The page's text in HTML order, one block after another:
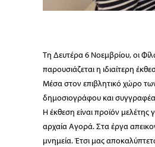
Τη Δευτέρα 6 Νοεμβρίου, οι
παρουσιάζεται η ιδιαίτερη
Μέσα στον επιβλητικό χώρο
δημοσιογράφου και
Η έκθεση είναι προϊόν
αρχαία Αγορά. Στα έργα
μνημεία. Έτσι μας